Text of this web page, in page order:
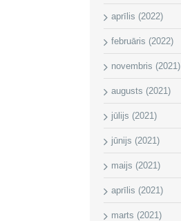
aprīlis (2022)
februāris (2022)
novembris (2021)
augusts (2021)
jūlijs (2021)
jūnijs (2021)
maijs (2021)
aprīlis (2021)
marts (2021)